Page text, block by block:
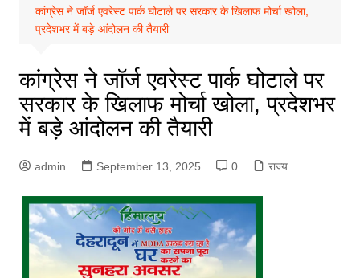
कांग्रेस ने जॉर्ज एवरेस्ट पार्क घोटाले पर सरकार के खिलाफ मोर्चा खोला,
प्रदेशभर में बड़े आंदोलन की तैयारी
कांग्रेस ने जॉर्ज एवरेस्ट पार्क घोटाले पर
सरकार के खिलाफ मोर्चा खोला, प्रदेशभर
में बड़े आंदोलन की तैयारी
admin September 13, 2025 0 राज्य